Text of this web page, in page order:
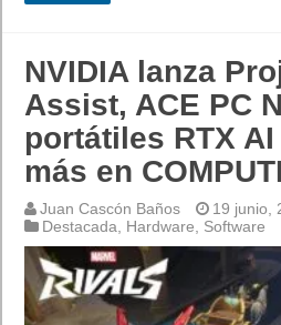
NVIDIA lanza
Assist, ACE PC
portátiles RTX
más en
Juan Cascón Baños
19 junio,
Destacada
Hardware Software